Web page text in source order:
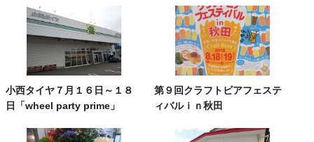
小西タイヤ７月１６日～１８
日「wheel party prime」
第９回クラフトビアフェステ
ィバルｉｎ秋田